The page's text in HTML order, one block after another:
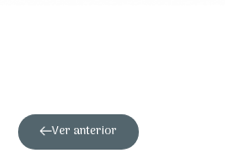
Ver anterior